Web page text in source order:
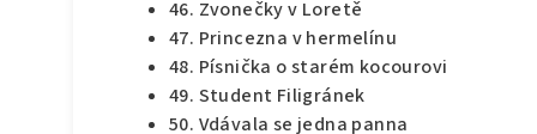
46. Zvonečky v Loretě
47. Princezna v hermelínu
48. Písnička o starém kocourovi
49. Student Filigránek
50. Vdávala se jedna panna